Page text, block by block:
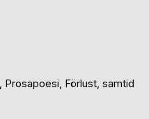
Förlust, samtid